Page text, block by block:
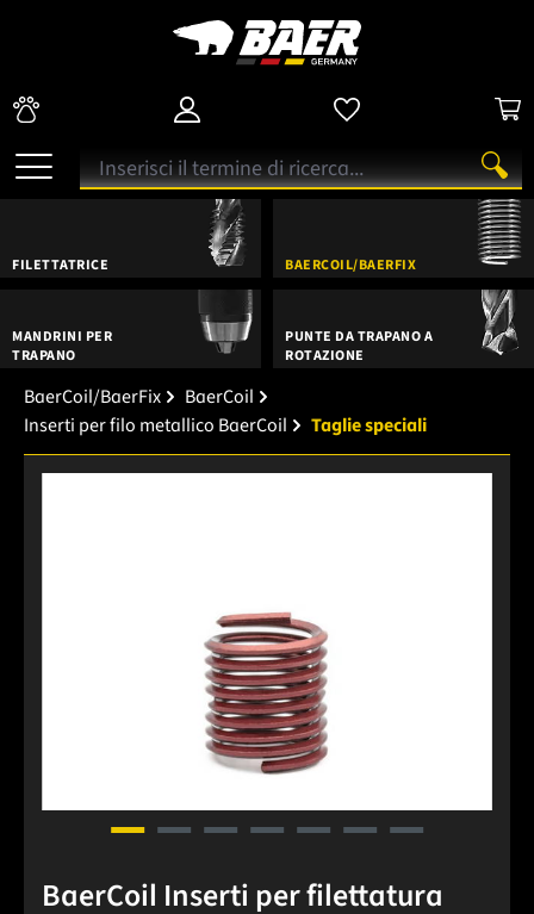
FILETTATRICE BAERCOIL/BAERFIX
MANDRINI PER
TRAPANO
PUNTE DA TRAPANO A
ROTAZIONE
BaerCoil/BaerFix
BaerCoil
Inserti per filo metallico BaerCoil
Taglie speciali
BaerCoil Inserti per filettatura